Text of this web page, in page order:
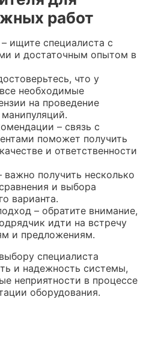
работ
ищите специалиста с
и достаточным опытом в
что у
необходимые
на проведение
– связь с
поможет получить
и ответственности
важно получить несколько
и выбора
варианта.
– обратите внимание,
идти на встречу
и предложениям.
специалиста
и надежность системы,
неприятности в процессе
оборудования.